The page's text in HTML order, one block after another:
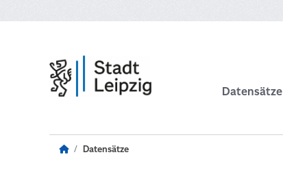
Datensätze
Datensätze